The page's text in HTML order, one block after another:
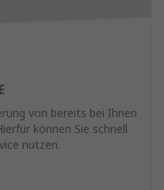
von bereits bei Ihnen
können Sie schnell
nutzen.